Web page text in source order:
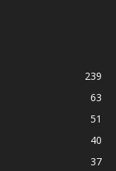
239
63
51
40
37